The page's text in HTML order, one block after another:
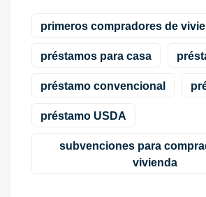
primeros compradores de
préstamos para casa
préstamo convencional
préstamo USDA
subvenciones para
vivienda